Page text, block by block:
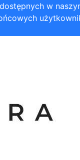
w